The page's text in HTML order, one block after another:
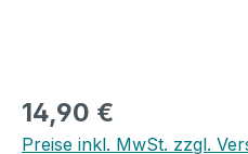
14,90 €
Preise inkl. MwSt. zzgl.